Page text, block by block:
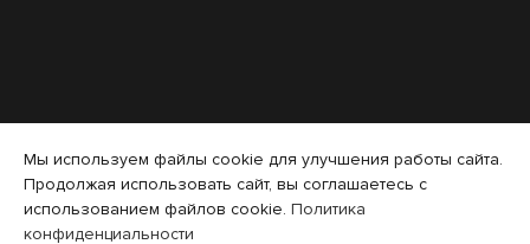
Мы используем файлы cookie для улучшения работы сайта.
Продолжая использовать сайт, вы соглашаетесь с
использованием файлов cookie. Политика
конфиденциальности